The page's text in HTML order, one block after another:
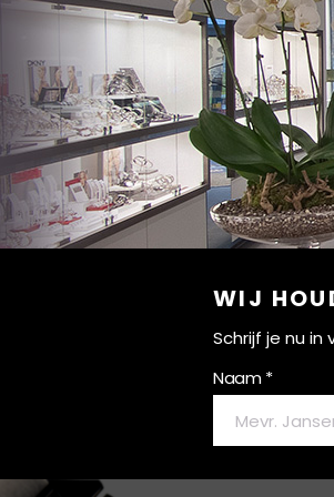
WIJ
Schrijf je nu
Naam *